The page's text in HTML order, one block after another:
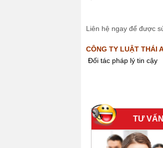
Liên hệ ngay để được
CÔNG TY LUẬT THÁI
Đối tác pháp lý tin cậy
TƯ VẤN